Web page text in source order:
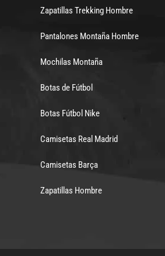
Zapatillas Trekking Hombre
Pantalones Montaña Hombre
Mochilas Montaña
Botas de Fútbol
Botas Fútbol Nike
Camisetas Real Madrid
Camisetas Barça
Zapatillas Hombre